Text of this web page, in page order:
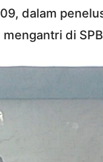
dalam
di